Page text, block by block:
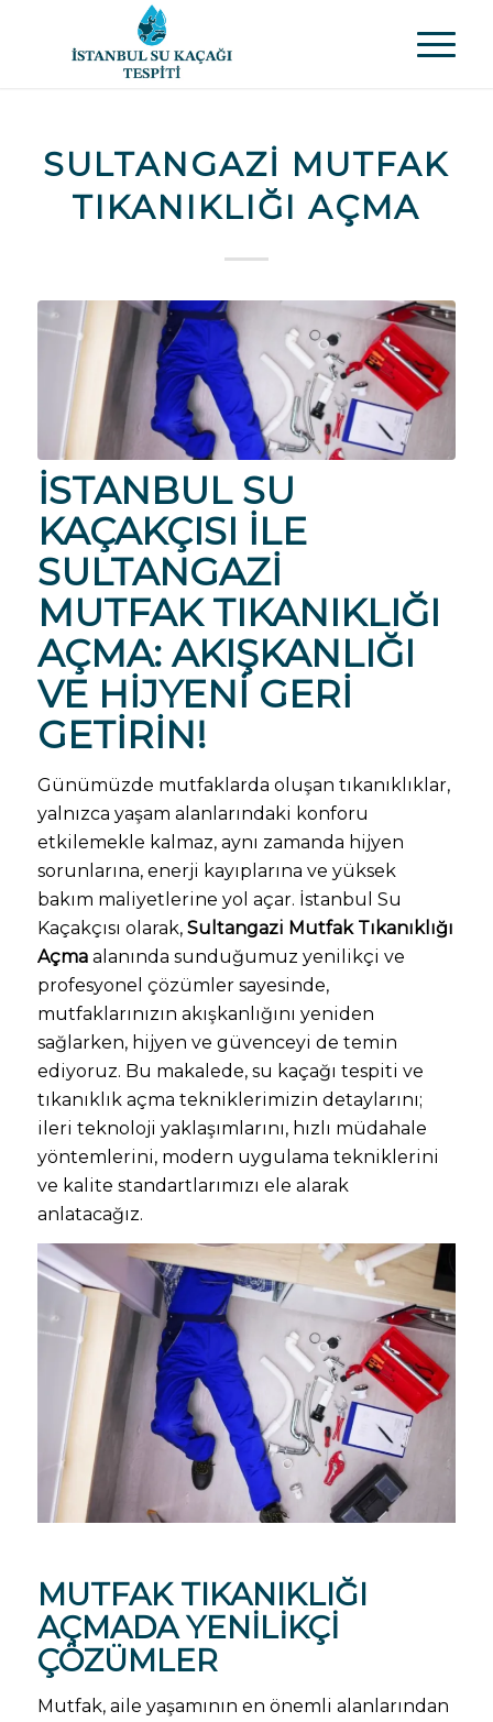
SULTANGAZI MUTFAK
TIKANIKLIĞI AÇMA
İSTANBUL SU
KAÇAKÇISI ILE
SULTANGAZI
MUTFAK TIKANIKLIĞI
AÇMA: AKIŞKANLIĞI
VE HIJYENI GERI
GETIRIN!
Günümüzde mutfaklarda oluşan tıkanıklıklar,
yalnızca yaşam alanlarındaki konforu
etkilemekle kalmaz, aynı zamanda hijyen
sorunlarına, enerji kayıplarına ve yüksek
bakım maliyetlerine yol açar. İstanbul Su
Kaçakçısı olarak, Sultangazi Mutfak Tıkanıklığı
Açmaalanında sunduğumuz yenilikçi ve
profesyonel çözümler sayesinde,
mutfaklarınızın akışkanlığını yeniden
sağlarken, hijyen ve güvenceyi de temin
ediyoruz. Bu makalede, su kaçağı tespiti ve
tıkanıklık açma tekniklerimizin detaylarını;
ileri teknoloji yaklaşımlarını, hızlı müdahale
yöntemlerini, modern uygulama tekniklerini
ve kalite standartlarımızı ele alarak
anlatacağız.
MUTFAK TIKANIKLIĞI
AÇMADA YENILIKÇI
ÇÖZÜMLER
Mutfak, aile yaşamının en önemli alanlarından